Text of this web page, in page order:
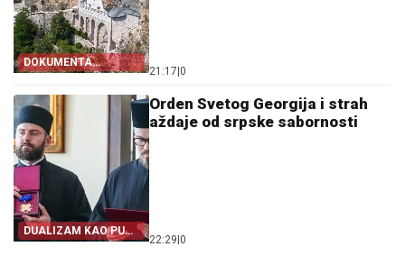
DOKUMENTA
OTKRIVAJU
21:17 0
DUALIZAM KAO PUT
IZ SRPSTVA
Orden Svetog Georgija i strah
aždaje od srpske sabornosti
22:29 0